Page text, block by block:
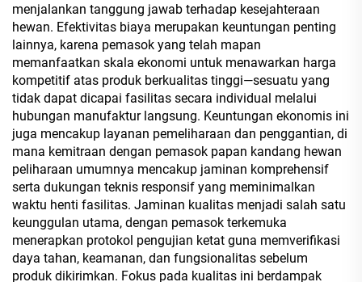
menjalankan tanggung jawab terhadap kesejahteraan
hewan. Efektivitas biaya merupakan keuntungan penting
lainnya, karena pemasok yang telah mapan
memanfaatkan skala ekonomi untuk menawarkan harga
kompetitif atas produk berkualitas tinggi—sesuatu yang
tidak dapat dicapai fasilitas secara individual melalui
hubungan manufaktur langsung. Keuntungan ekonomis ini
juga mencakup layanan pemeliharaan dan penggantian, di
mana kemitraan dengan pemasok papan kandang hewan
peliharaan umumnya mencakup jaminan komprehensif
serta dukungan teknis responsif yang meminimalkan
waktu henti fasilitas. Jaminan kualitas menjadi salah satu
keunggulan utama, dengan pemasok terkemuka
menerapkan protokol pengujian ketat guna memverifikasi
daya tahan, keamanan, dan fungsionalitas sebelum
produk dikirimkan. Fokus pada kualitas ini berdampak